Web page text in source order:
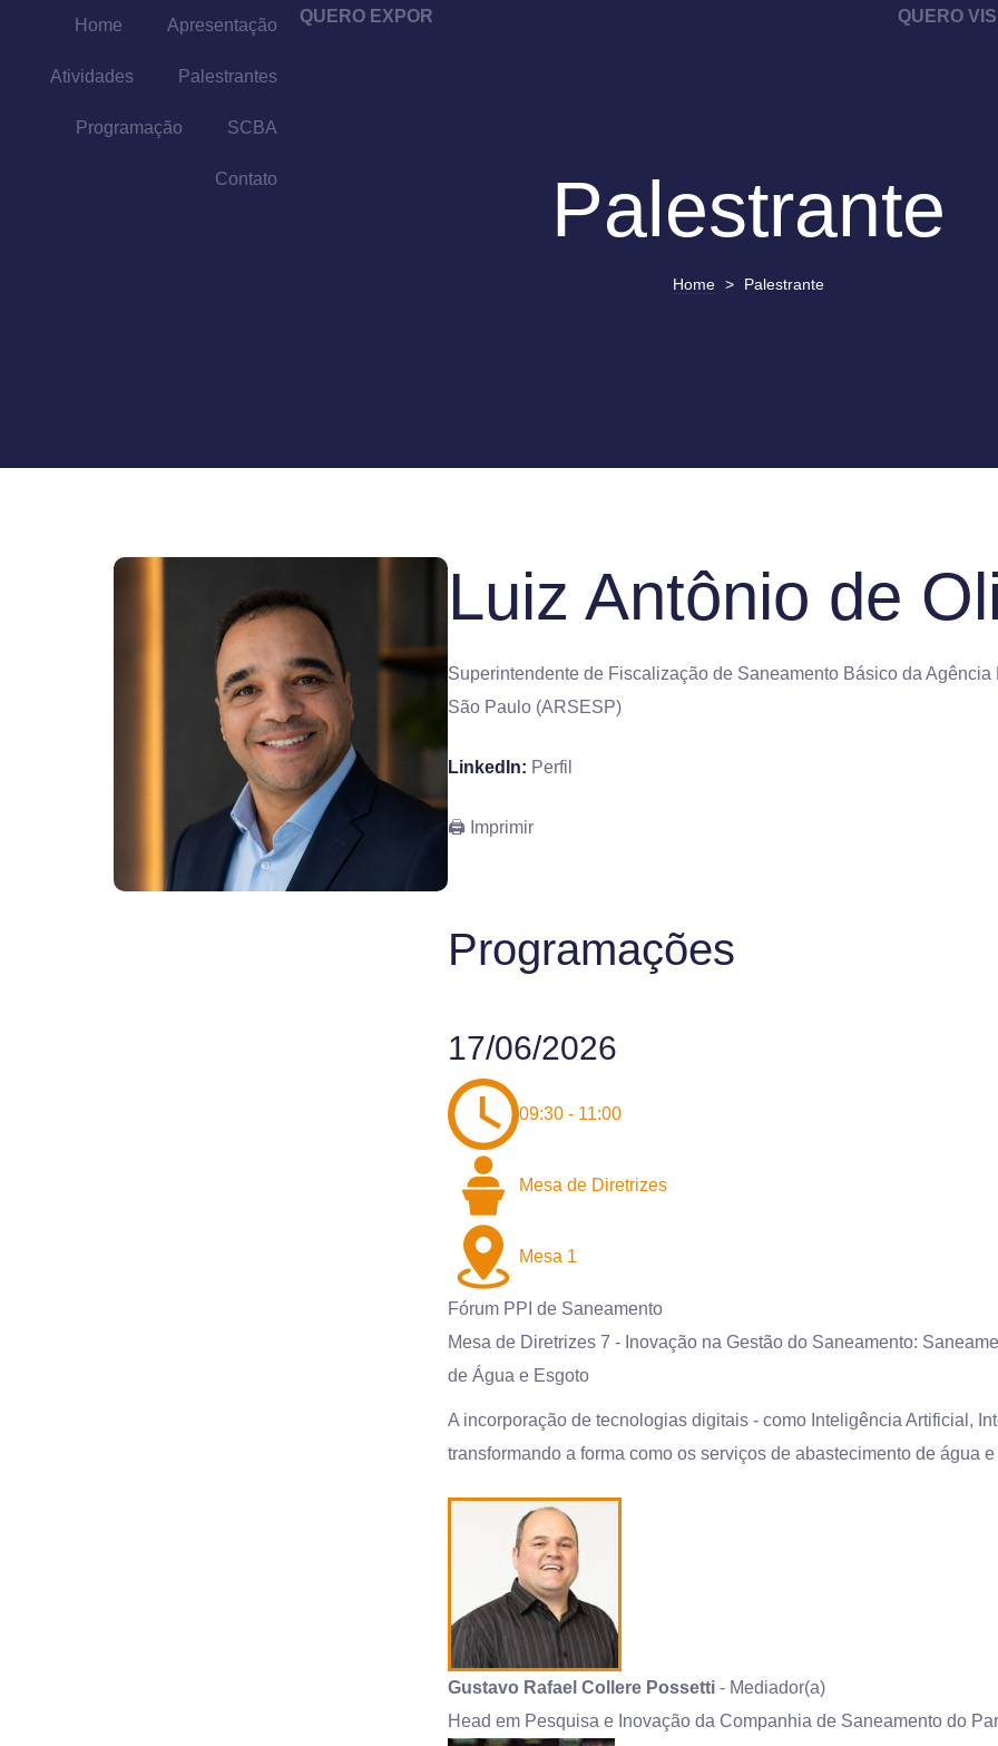
Home Apresentação
Atividades Palestrantes
Programação SCBA
Contato
QUERO EXPOR QUERO
Palestrante
Home > Palestrante
Luiz Antônio de
Superintendente de Fiscalização de Saneamento Básico da
São Paulo (ARSESP)
LinkedIn: Perfil
🖨 Imprimir
Programações
17/06/2026
09:30 - 11:00
Mesa de Diretrizes
Mesa 1
Fórum PPI de Saneamento
Mesa de Diretrizes 7 - Inovação na Gestão do Saneamento:
de Água e Esgoto
A incorporação de tecnologias digitais - como Inteligência Artificial,
transformando a forma como os serviços de abastecimento de água
Gustavo Rafael Collere Possetti - Mediador(a)
Head em Pesquisa e Inovação da Companhia de Saneamento do